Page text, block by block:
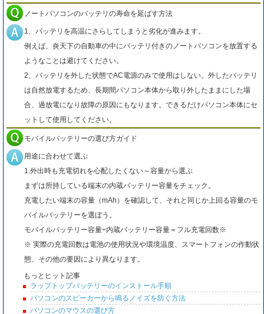
ノートパソコンのバッテリの寿命を延ばす方法
1、バッテリを高温にさらしてしまうと劣化が進みます。
例えば、炎天下の自動車の中にバッテリ付きのノートパソコンを放置する
ようなことは避けてください。
2、バッテリを外した状態でAC電源のみで使用はしない。外したバッテリ
は自然放電するため、長期間パソコン本体から取り外したままにした場
合、過放電になり故障の原因にもなります。できるだけパソコン本体にセ
ットして使用してください。
モバイルバッテリーの選び方ガイド
用途に合わせて選ぶ
1.外出時も充電切れを心配したくない～容量から選ぶ
まずは所持している端末の内蔵バッテリー容量をチェック。
充電したい端末の容量（mAh）を確認して、それと同じか上回る容量のモ
バイルバッテリーを選ぼう。
モバイルバッテリー容量÷内蔵バッテリー容量＝フル充電回数※
※ 実際の充電回数は電池の使用状況や環境温度、スマートフォンの作動状
態、その他の要因により異なります。
もっとヒット記事
ラップトップバッテリーのインストール手順
パソコンのスピーカーから鳴るノイズを防ぐ方法
パソコンのマウスの選び方